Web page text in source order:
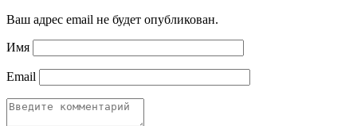
Ваш адрес email не будет опубликован.
Имя
Email